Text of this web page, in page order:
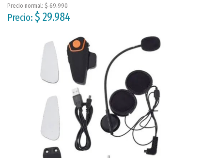
Precio normal: $ 69.990
Precio: $ 29.984